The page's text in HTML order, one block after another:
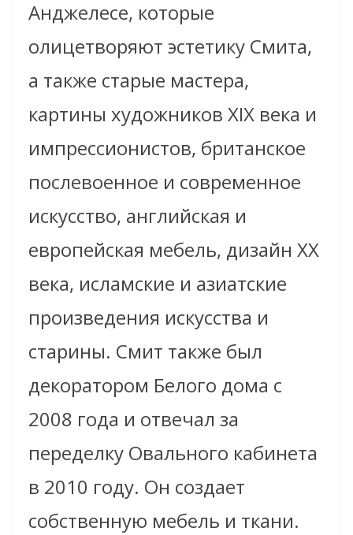
Анджелесе, которые
олицетворяют эстетику Смита,
а также старые мастера,
картины художников XIX века и
импрессионистов, британское
послевоенное и современное
искусство, английская и
европейская мебель, дизайн ХХ
века, исламские и азиатские
произведения искусства и
старины. Смит также был
декоратором Белого дома с
2008 года и отвечал за
переделку Овального кабинета
в 2010 году. Он создает
собственную мебель и ткани.